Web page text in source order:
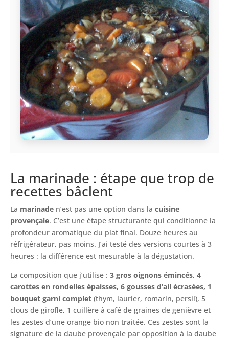
La marinade : étape que trop de
recettes bâclent
La marinade n’est pas une option dans la cuisine
provençale. C’est une étape structurante qui conditionne la
profondeur aromatique du plat final. Douze heures au
réfrigérateur, pas moins. J’ai testé des versions courtes à 3
heures : la différence est mesurable à la dégustation.
La composition que j’utilise : 3 gros oignons émincés, 4
carottes en rondelles épaisses, 6 gousses d’ail écrasées, 1
bouquet garni complet (thym, laurier, romarin, persil), 5
clous de girofle, 1 cuillère à café de graines de genièvre et
les zestes d’une orange bio non traitée. Ces zestes sont la
signature de la daube provençale par opposition à la daube